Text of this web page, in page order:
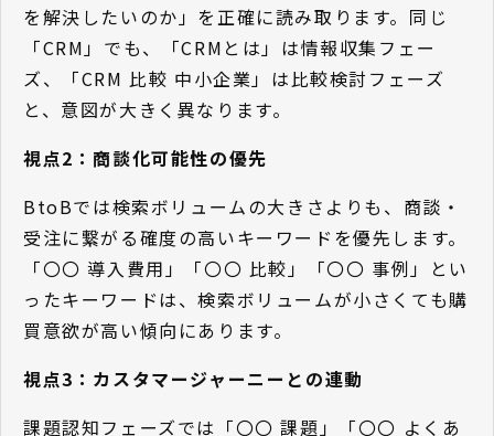
を解決したいのか」を正確に読み取ります。同じ
「CRM」でも、「CRMとは」は情報収集フェー
ズ、「CRM 比較 中小企業」は比較検討フェーズ
と、意図が大きく異なります。
視点2：商談化可能性の優先
BtoBでは検索ボリュームの大きさよりも、商談・
受注に繋がる確度の高いキーワードを優先します。
「〇〇 導入費用」「〇〇 比較」「〇〇 事例」とい
ったキーワードは、検索ボリュームが小さくても購
買意欲が高い傾向にあります。
視点3：カスタマージャーニーとの連動
課題認知フェーズでは「〇〇 課題」「〇〇 よくあ